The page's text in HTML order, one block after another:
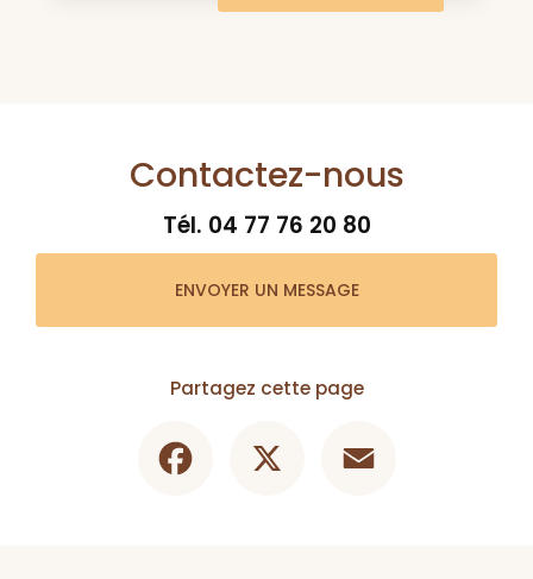
Contactez-nous
Tél. 04 77 76 20 80
ENVOYER UN MESSAGE
Partagez cette page